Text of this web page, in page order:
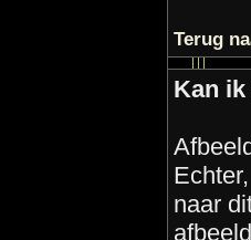
Terug
Kan
naar